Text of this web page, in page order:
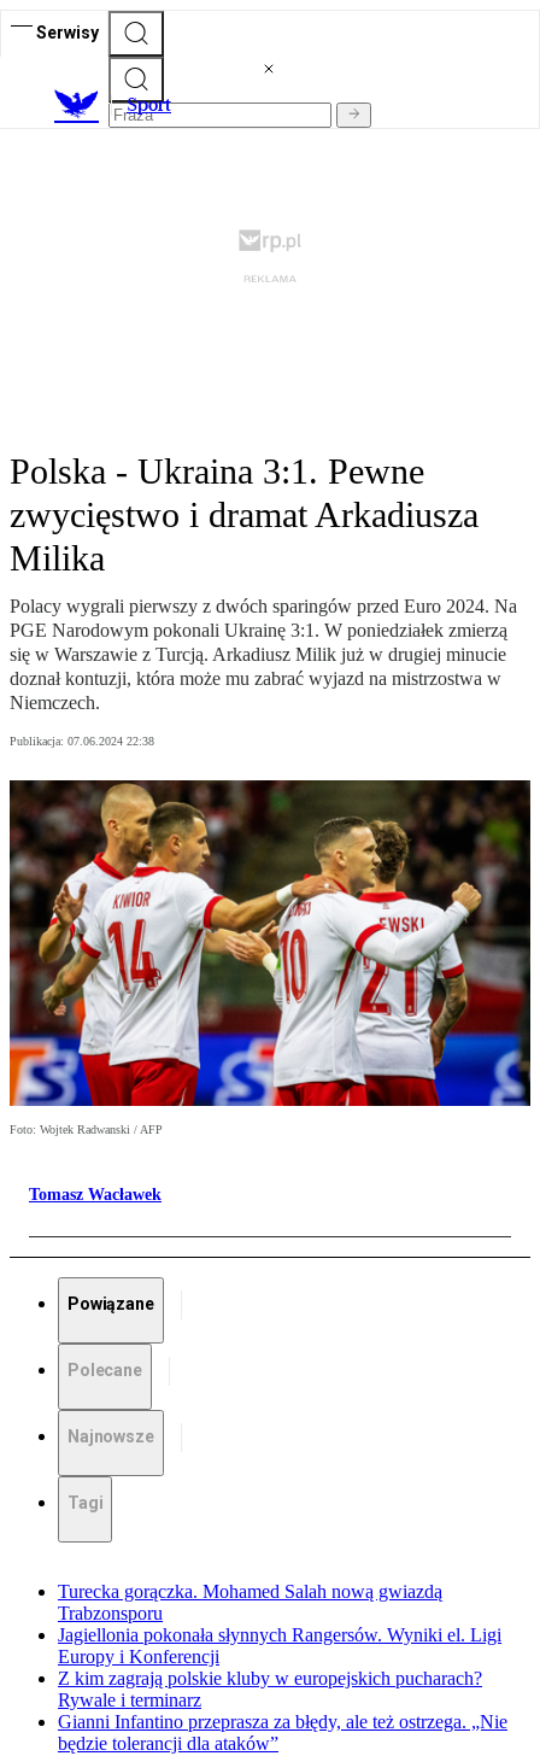
Serwisy
Sport
Polska - Ukraina 3:1. Pewne
zwycięstwo i dramat Arkadiusza
Milika
Polacy wygrali pierwszy z dwóch sparingów przed Euro 2024. Na
PGE Narodowym pokonali Ukrainę 3:1. W poniedziałek zmierzą
się w Warszawie z Turcją. Arkadiusz Milik już w drugiej minucie
doznał kontuzji, która może mu zabrać wyjazd na mistrzostwa w
Niemczech.
Publikacja: 07.06.2024 22:38
Foto: Wojtek Radwanski / AFP
Tomasz Wacławek
Powiązane
Polecane
Najnowsze
Tagi
Turecka gorączka. Mohamed Salah nową gwiazdą
Trabzonsporu
Jagiellonia pokonała słynnych Rangersów. Wyniki el. Ligi
Europy i Konferencji
Z kim zagrają polskie kluby w europejskich pucharach?
Rywale i terminarz
Gianni Infantino przeprasza za błędy, ale też ostrzega. „Nie
będzie tolerancji dla ataków”